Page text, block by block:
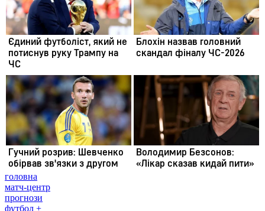
головна
матч-центр
прогнози
футбол +